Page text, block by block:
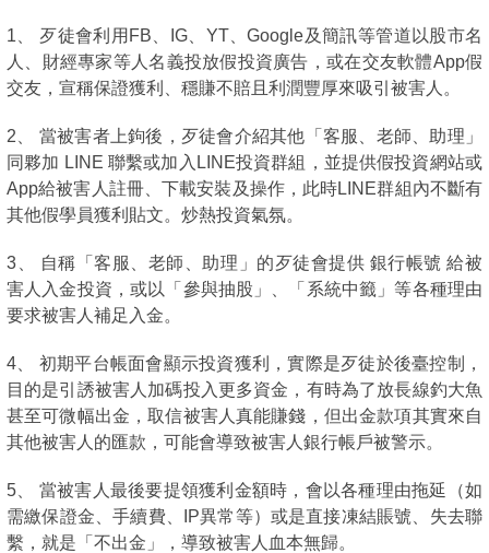
1、 歹徒會利用FB、IG、YT、Google及簡訊等管道以股市名
人、財經專家等人名義投放假投資廣告，或在交友軟體App假
交友，宣稱保證獲利、穩賺不賠且利潤豐厚來吸引被害人。
2、 當被害者上鉤後，歹徒會介紹其他「客服、老師、助理」
同夥加 LINE 聯繫或加入LINE投資群組，並提供假投資網站或
App給被害人註冊、下載安裝及操作，此時LINE群組內不斷有
其他假學員獲利貼文。炒熱投資氣氛。
3、 自稱「客服、老師、助理」的歹徒會提供 銀行帳號 給被
害人入金投資，或以「參與抽股」、「系統中籤」等各種理由
要求被害人補足入金。
4、 初期平台帳面會顯示投資獲利，實際是歹徒於後臺控制，
目的是引誘被害人加碼投入更多資金，有時為了放長線釣大魚
甚至可微幅出金，取信被害人真能賺錢，但出金款項其實來自
其他被害人的匯款，可能會導致被害人銀行帳戶被警示。
5、 當被害人最後要提領獲利金額時，會以各種理由拖延（如
需繳保證金、手續費、IP異常等）或是直接凍結賬號、失去聯
繫，就是「不出金」，導致被害人血本無歸。